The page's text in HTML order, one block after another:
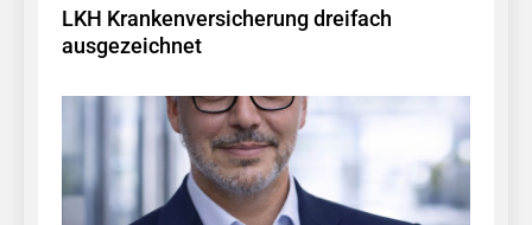
LKH Krankenversicherung dreifach
ausgezeichnet